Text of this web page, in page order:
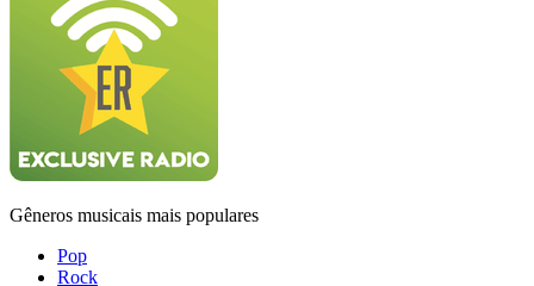
Gêneros musicais mais populares
Pop
Rock